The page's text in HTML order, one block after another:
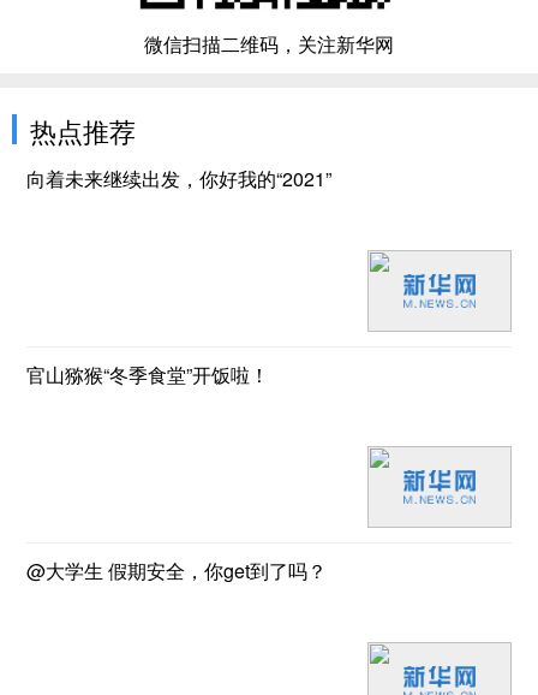
微信扫描二维码，关注新华网
热点推荐
向着未来继续出发，你好我的“2021”
官山猕猴“冬季食堂”开饭啦！
@大学生 假期安全，你get到了吗？